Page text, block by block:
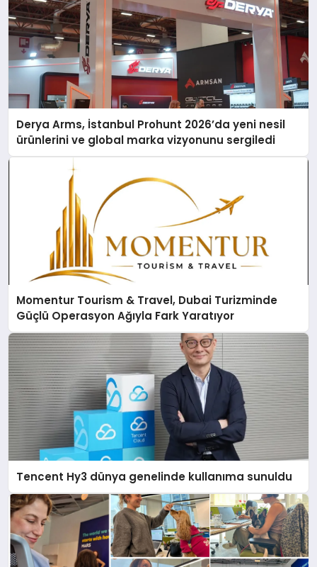
Derya Arms, İstanbul Prohunt 2026’da yeni nesil
ürünlerini ve global marka vizyonunu sergiledi
Momentur Tourism & Travel, Dubai Turizminde
Güçlü Operasyon Ağıyla Fark Yaratıyor
Tencent Hy3 dünya genelinde kullanıma sunuldu